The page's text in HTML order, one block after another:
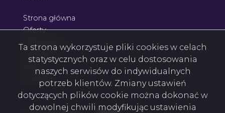
Strona główna
Oferty
Ta strona wykorzystuje pliki cookies w celach
statystycznych oraz w celu dostosowania
naszych serwisów do indywidualnych
potrzeb klientów. Zmiany ustawień
dotyczących plików cookie można dokonać w
dowolnej chwili modyfikując ustawienia